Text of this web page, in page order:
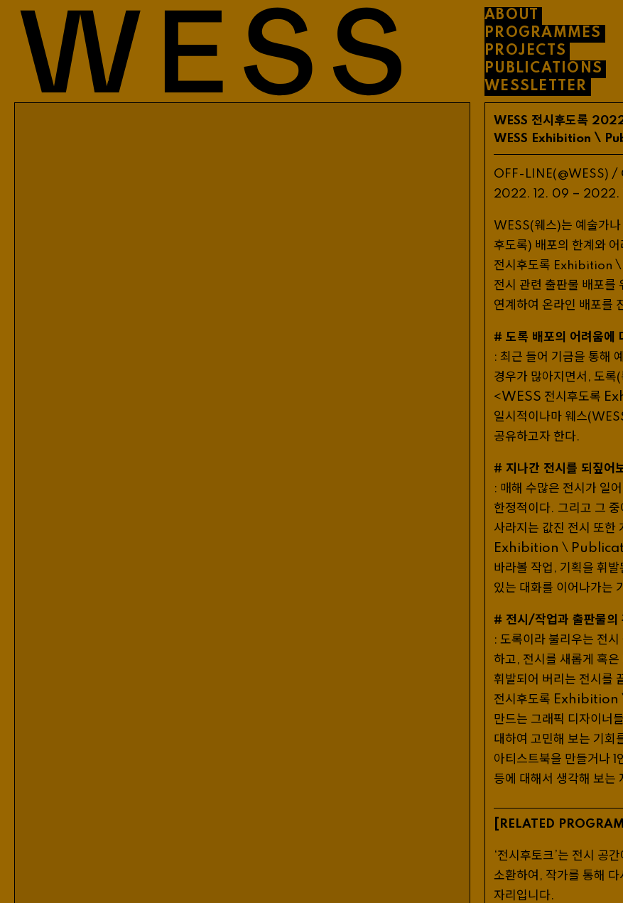
ABOUT
PROGRAMMES
PROJECTS
PUBLICATIONS
WESSLETTER
WESS 전시후도록
WESS Exhibition \
OFF- LINE(@WESS) /
2022. 12. 09 – 2022.
WESS(웨스)는 예술가
후도록) 배포의 한계와
전시후도록 Exhibition \
전시 관련 출판물 배포를
연계하여 온라인 배포를
# 도록 배포의 어려움에
: 최근 들어 기금을 통해
경우가 많아지면서 , 도록(
<WESS 전시후도록
일시적이나마 웨스(
공유하고자 한다.
# 지나간 전시를 되짚어
: 매해 수많은 전시가 일
한정적이다. 그리고 그 중
사라지는 값진 전시 또한
Exhibition \
바라볼 작업 , 기획을 휘발
있는 대화를 이어나가는
# 전시/작업과 출판물의
: 도록이라 불리우는 전
하고, 전시를 새롭게 혹
휘발되어 버리는 전시를
전시후도록
만드는 그래픽 디자이너
대하여 고민해 보는 기회
아티스트북을 만들거나
등에 대해서 생각해 보는
RELATED PROGRAM
‘전시후토크’는 전시 공
소환하여 , 작가를 통해
자리입니다.